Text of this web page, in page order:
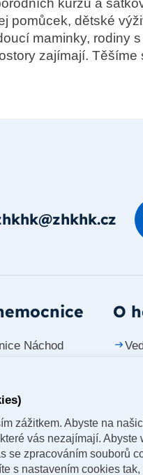
pomůcek, dětské
maminky, rodiny
zajímají. Těšíme
Náchod
Jičín
Dvůr Králové
Rychnov nad
O
zážitkem. Abyste na
vás nezajímají.
se zpracováním souborů
s nastavením cookies